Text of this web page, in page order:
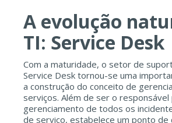
A evolução
TI: Service Desk
Com a maturidade, o setor de
Service Desk tornou-se uma
a construção do conceito de
serviços. Além de ser o responsável
gerenciamento de todos os
de serviço, estabelece um ponto